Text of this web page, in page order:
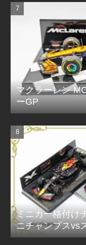
マクラーレン
ーGP
ミニカー格付け
ニチャンプスvs